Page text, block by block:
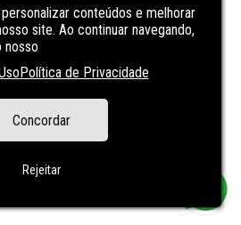
conteúdos e melhorar
site. Ao continuar navegando,
nosso
Política de Privacidade
Concordar
Rejeitar